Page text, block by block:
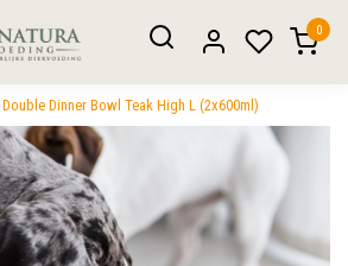
0
Dinner Bowl Teak High L (2x600ml)